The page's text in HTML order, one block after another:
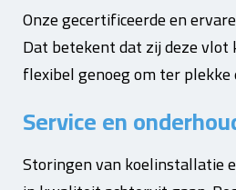
Onze gecertificeerde en
Dat betekent dat zij deze
flexibel genoeg om ter
Service en
Storingen van koelinstallatie